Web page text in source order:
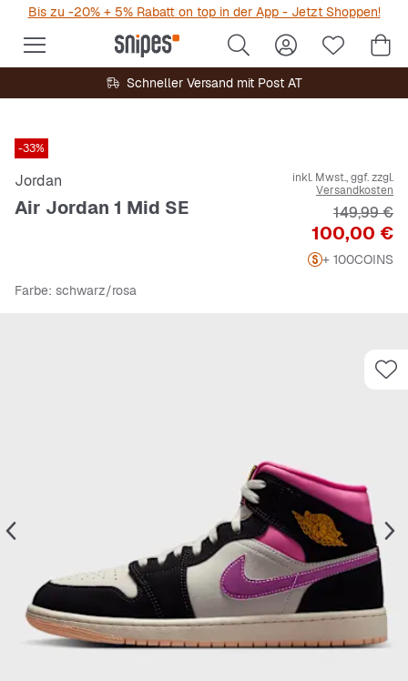
Bis zu -20% + 5% Rabatt on top in der App - Jetzt Shoppen!
Schneller Versand mit Post AT
-33%
Jordan
Air Jordan 1 Mid SE
inkl. Mwst., ggf. zzgl.
Versandkosten
Preis
100,00 €
149,99 €
+ 100COINS
Farbe: schwarz/rosa